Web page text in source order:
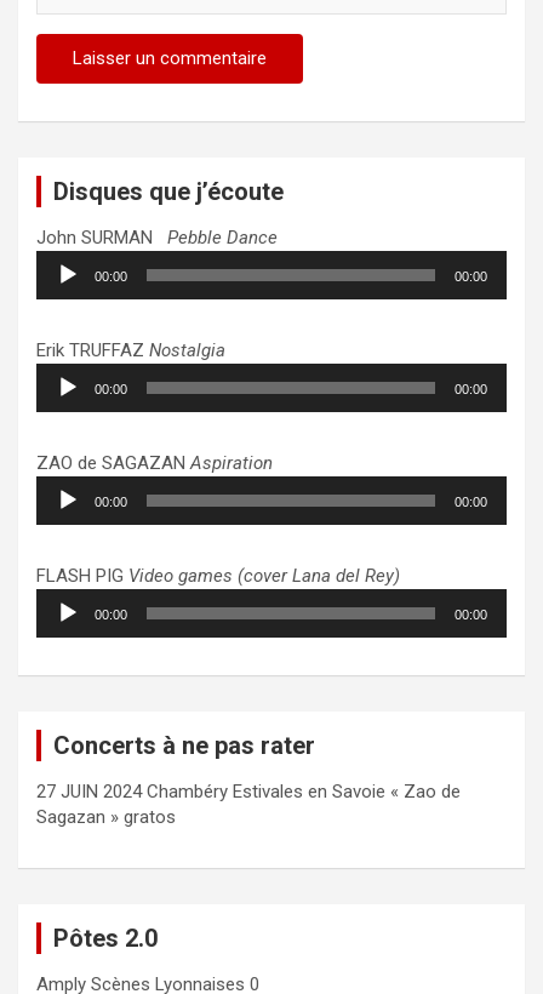
Disques que j’écoute
John SURMAN Pebble Dance
Lecteur
audio
00:00 00:00
Erik TRUFFAZ Nostalgia
Lecteur
audio
00:00 00:00
ZAO de SAGAZANAspiration
Lecteur
audio
00:00 00:00
FLASH PIG Video games (cover Lana del Rey)
Lecteur
audio
00:00 00:00
Concerts à ne pas rater
27 JUIN 2024 Chambéry Estivales en Savoie « Zao de
Sagazan » gratos
Pôtes 2.0
Amply Scènes Lyonnaises 0